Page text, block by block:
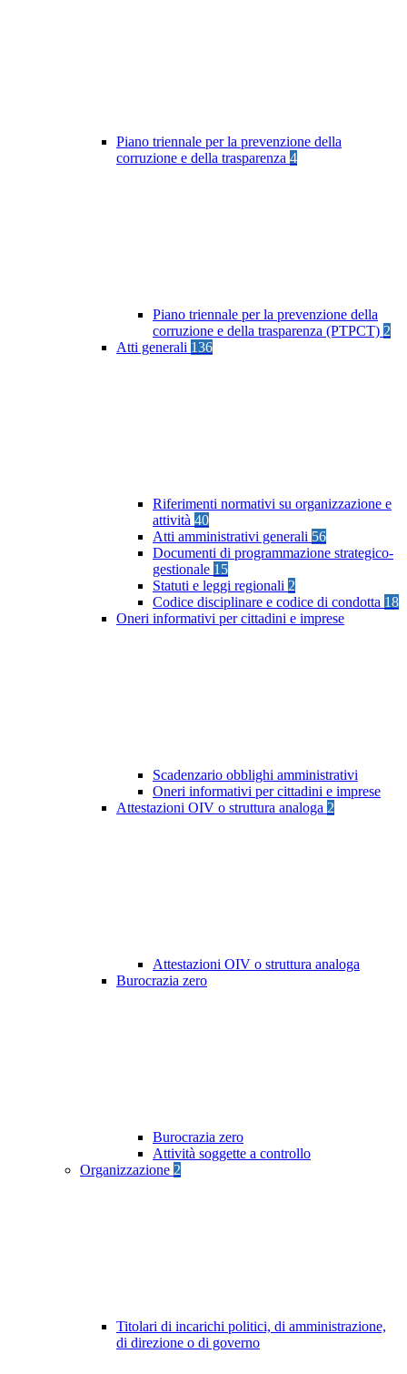
Piano triennale per la prevenzione della
corruzione e della trasparenza 4
Piano triennale per la prevenzione della
corruzione e della trasparenza (PTPCT) 2
Atti generali 136
Riferimenti normativi su organizzazione e
attività 40
Atti amministrativi generali 56
Documenti di programmazione strategico-
gestionale 15
Statuti e leggi regionali 2
Codice disciplinare e codice di condotta 18
Oneri informativi per cittadini e imprese
Scadenzario obblighi amministrativi
Oneri informativi per cittadini e imprese
Attestazioni OIV o struttura analoga 2
Attestazioni OIV o struttura analoga
Burocrazia zero
Burocrazia zero
Attività soggette a controllo
Organizzazione 2
Titolari di incarichi politici, di amministrazione,
di direzione o di governo